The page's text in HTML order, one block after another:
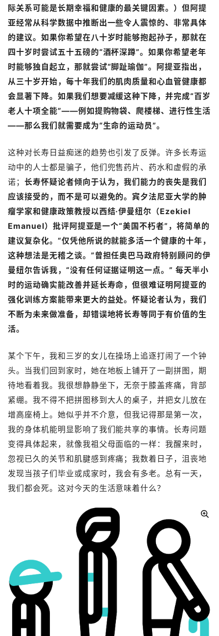
际关系可能是长期幸福和健康的最关键因素。）但阿提
亚经常从科学数据中推断出一些令人震惊的、非常具体
的建议。如果你希望在八十岁时能够抱起孙子，那就在
四十岁时尝试五十五磅的“酒杯深蹲”。如果你希望老年
时能够独自起立，那就尝试“脚趾瑜伽”。 阿提亚指出，
从三十岁开始，每十年我们的肌肉质量和心血管健康都
会显著下降。如果我们想要减缓这种下降，并完成“百岁
老人十项全能”——例如提购物袋、爬楼梯、进行性生活
——那么我们就需要成为“生命的运动员”。
这种对长寿日益痴迷的趋势也引发了反弹。许多长寿运
动中的人士都是骗子，他们兜售药片、药水和虚假的承
诺； 长寿怀疑论者倾向于认为，我们能力的丧失是我们
应该接受的，而不是可以避免的。宾夕法尼亚大学的肿
瘤学家和健康政策教授以西结·伊曼纽尔（Ezekiel
Emanuel）批评阿提亚是一个“美国不朽者”，将简单的
建议复杂化。“仅凭他所说的就能多活一个健康的十年，
这种想法是无稽之谈。”曾担任奥巴马政府特别顾问的伊
曼纽尔告诉我，“没有任何证据证明这一点。” 每天半小
时的运动确实能改善并延长寿命，但很难证明阿提亚的
强化训练方案能带来更大的益处。怀疑论者认为，我们
不断为未来做准备，却错误地将长寿等同于有价值的生
活。
某个下午，我和三岁的女儿在操场上追逐打闹了一个钟
头。当我们回到家时，她在地板上铺开了一副拼图，期
待地看着我。我很想静静坐下，无奈于膝盖疼痛，背部
紧绷。我不得不把拼图移到大人的桌子，并把女儿放在
增高座椅上。她似乎并不介意，但我记得那是第一次，
我的身体机能明显影响了我们能共享的事情。长寿问题
变得具体起来，就像我祖父母面临的一样：我醒来时，
忽视已久的关节和肌腱感到疼痛；我数着日子，沮丧地
发现当孩子们毕业或成家时，我会有多老。总有一天，
我们都会死。这对今天的生活意味着什么？